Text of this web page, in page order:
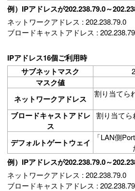
例）IPアドレスが202.238.79.0～
ネットワークアドレス : 202.238.79.0
ブロードキャストアドレス :
IPアドレス16個ご利用時
サブネットマスク
マスク値
ネットワークアドレス
割り当てら
ブロードキャストアドレ
ス
割り当て
デフォルトゲートウェイ
「LAN側
例）IPアドレスが202.238.79.0～
ネットワークアドレス : 202.238.79.0
ブロードキャストアドレス :